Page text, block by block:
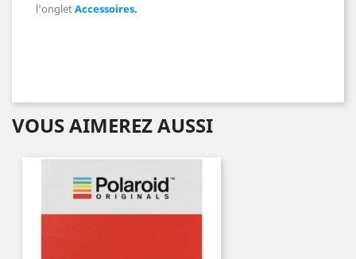
l'ongletAccessoires.
VOUS AIMEREZ AUSSI